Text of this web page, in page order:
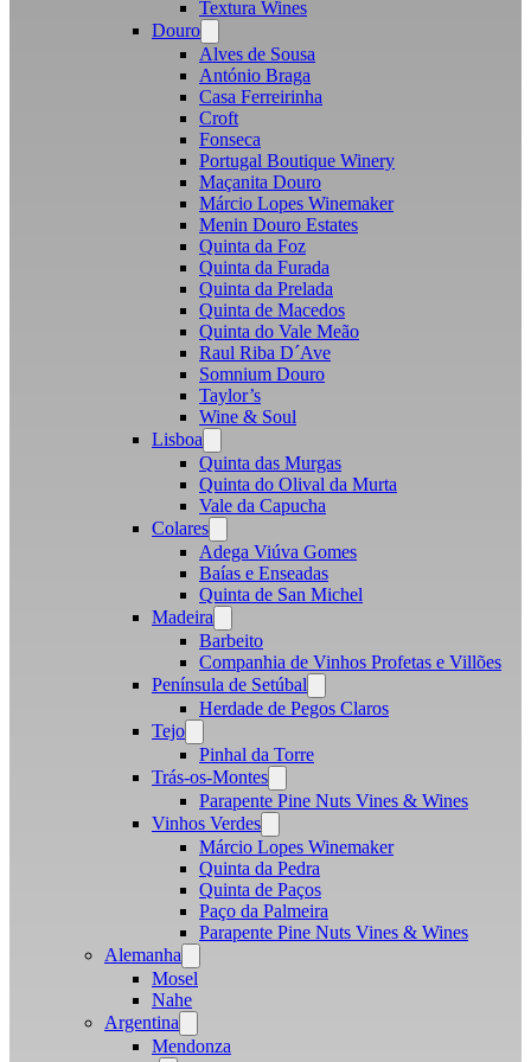
Textura Wines
Douro
menu
Alves de Sousa
António Braga
Casa Ferreirinha
Croft
Fonseca
Portugal Boutique Winery
Maçanita Douro
Márcio Lopes Winemaker
Menin Douro Estates
Quinta da Foz
Quinta da Furada
Quinta da Prelada
Quinta de Macedos
Quinta do Vale Meão
Raul Riba D´Ave
Somnium Douro
Taylor’s
Wine & Soul
Lisboa
menu
Quinta das Murgas
Quinta do Olival da Murta
Vale da Capucha
Colares
menu
Adega Viúva Gomes
Baías e Enseadas
Quinta de San Michel
Madeira
menu
Barbeito
Companhia de Vinhos Profetas e Villões
Península de Setúbal
menu
Herdade de Pegos Claros
Tejo
menu
Pinhal da Torre
Trás-os-Montes
menu
Parapente Pine Nuts Vines & Wines
Vinhos Verdes
menu
Márcio Lopes Winemaker
Quinta da Pedra
Quinta de Paços
Paço da Palmeira
Parapente Pine Nuts Vines & Wines
Alemanha
menu
Mosel
Nahe
Argentina
menu
Mendonza